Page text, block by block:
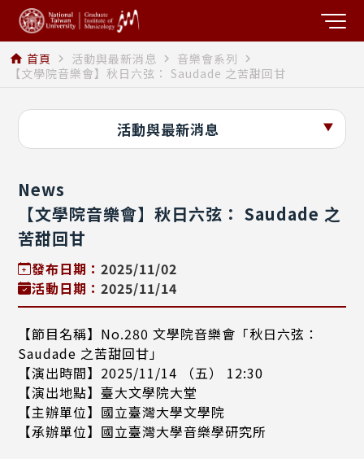
home 首頁 navigate_next 活動與最新消息 navigate_next 音樂會系列 navigate_next
【文學院音樂會】秋日六弦： Saudade 之苦甜回甘
活動與最新消息
News
【文學院音樂會】秋日六弦： Saudade 之
苦甜回甘
發布日期：2025/11/02
活動日期：2025/11/14
【節目名稱】No.280 文學院音樂會「秋日六弦：
Saudade 之苦甜回甘」
【演出時間】2025/11/14 （五） 12:30
【演出地點】臺大文學院大堂
【主辦單位】國立臺灣大學文學院
【承辦單位】國立臺灣大學音樂學研究所